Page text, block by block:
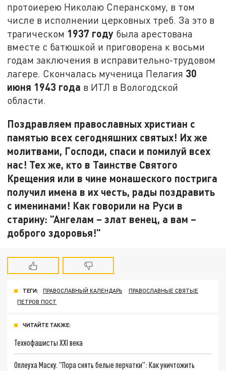
протоиерею Николаю Сперанскому, в том
числе в исполнении церковных треб. За это в
трагическом 1937 году была арестована
вместе с батюшкой и приговорена к восьми
годам заключения в исправительно-трудовом
лагере. Скончалась мученица Пелагия 30
июня 1943 года в ИТЛ в Вологодской
области.
Поздравляем православных христиан с
памятью всех сегодняшних святых! Их же
молитвами, Господи, спаси и помилуй всех
нас! Тех же, кто в Таинстве Святого
Крещения или в чине монашеского пострига
получил имена в их честь, рады поздравить
с именинами! Как говорили на Руси в
старину: "Ангелам – злат венец, а вам –
доброго здоровья!"
ТЕГИ: ПРАВОСЛАВНЫЙ КАЛЕНДАРЬ
ПРАВОСЛАВНЫЕ СВЯТЫЕ
ПЕТРОВ ПОСТ
ЧИТАЙТЕ ТАКЖЕ:
Технофашисты XXI века
Оплеуха Маску. "Пора снять белые перчатки": Как уничтожить